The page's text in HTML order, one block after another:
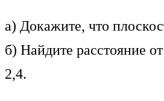
а) Докажите, что
б) Найдите расстояние
2,4.